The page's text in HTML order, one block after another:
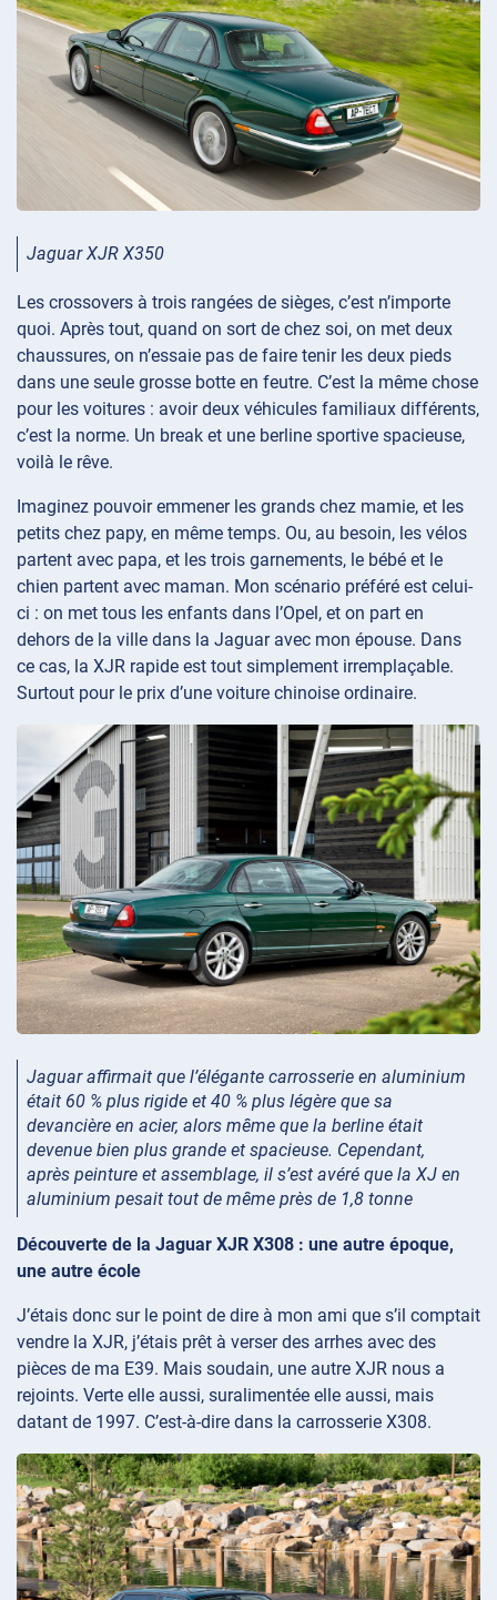
Jaguar XJR X350
Les crossovers à trois rangées de sièges, c’est n’importe
quoi. Après tout, quand on sort de chez soi, on met deux
chaussures, on n’essaie pas de faire tenir les deux pieds
dans une seule grosse botte en feutre. C’est la même chose
pour les voitures : avoir deux véhicules familiaux différents,
c’est la norme. Un break et une berline sportive spacieuse,
voilà le rêve.
Imaginez pouvoir emmener les grands chez mamie, et les
petits chez papy, en même temps. Ou, au besoin, les vélos
partent avec papa, et les trois garnements, le bébé et le
chien partent avec maman. Mon scénario préféré est celui-
ci : on met tous les enfants dans l’Opel, et on part en
dehors de la ville dans la Jaguar avec mon épouse. Dans
ce cas, la XJR rapide est tout simplement irremplaçable.
Surtout pour le prix d’une voiture chinoise ordinaire.
Jaguar affirmait que l’élégante carrosserie en aluminium
était 60 % plus rigide et 40 % plus légère que sa
devancière en acier, alors même que la berline était
devenue bien plus grande et spacieuse. Cependant,
après peinture et assemblage, il s’est avéré que la XJ en
aluminium pesait tout de même près de 1,8 tonne
Découverte de la Jaguar XJR X308 : une autre époque,
une autre école
J’étais donc sur le point de dire à mon ami que s’il comptait
vendre la XJR, j’étais prêt à verser des arrhes avec des
pièces de ma E39. Mais soudain, une autre XJR nous a
rejoints. Verte elle aussi, suralimentée elle aussi, mais
datant de 1997. C’est-à-dire dans la carrosserie X308.